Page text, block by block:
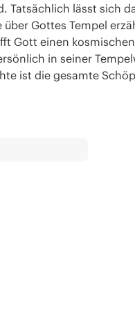
Tatsächlich lässt sich
über Gottes Tempel
Gott einen
in seiner
ist die gesamte